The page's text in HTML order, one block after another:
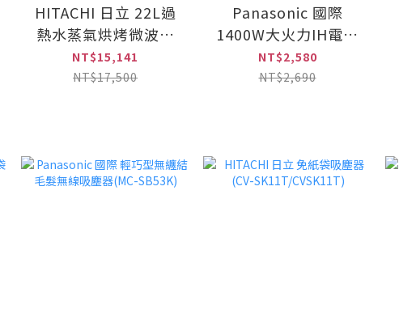
HITACHI 日立 22L過
熱水蒸氣烘烤微波爐
(MROVS700T)
NT$15,141
NT$17,500
Panasonic 國際
1400W大火力IH電磁
爐 (KY-T31)
NT$2,580
NT$2,690